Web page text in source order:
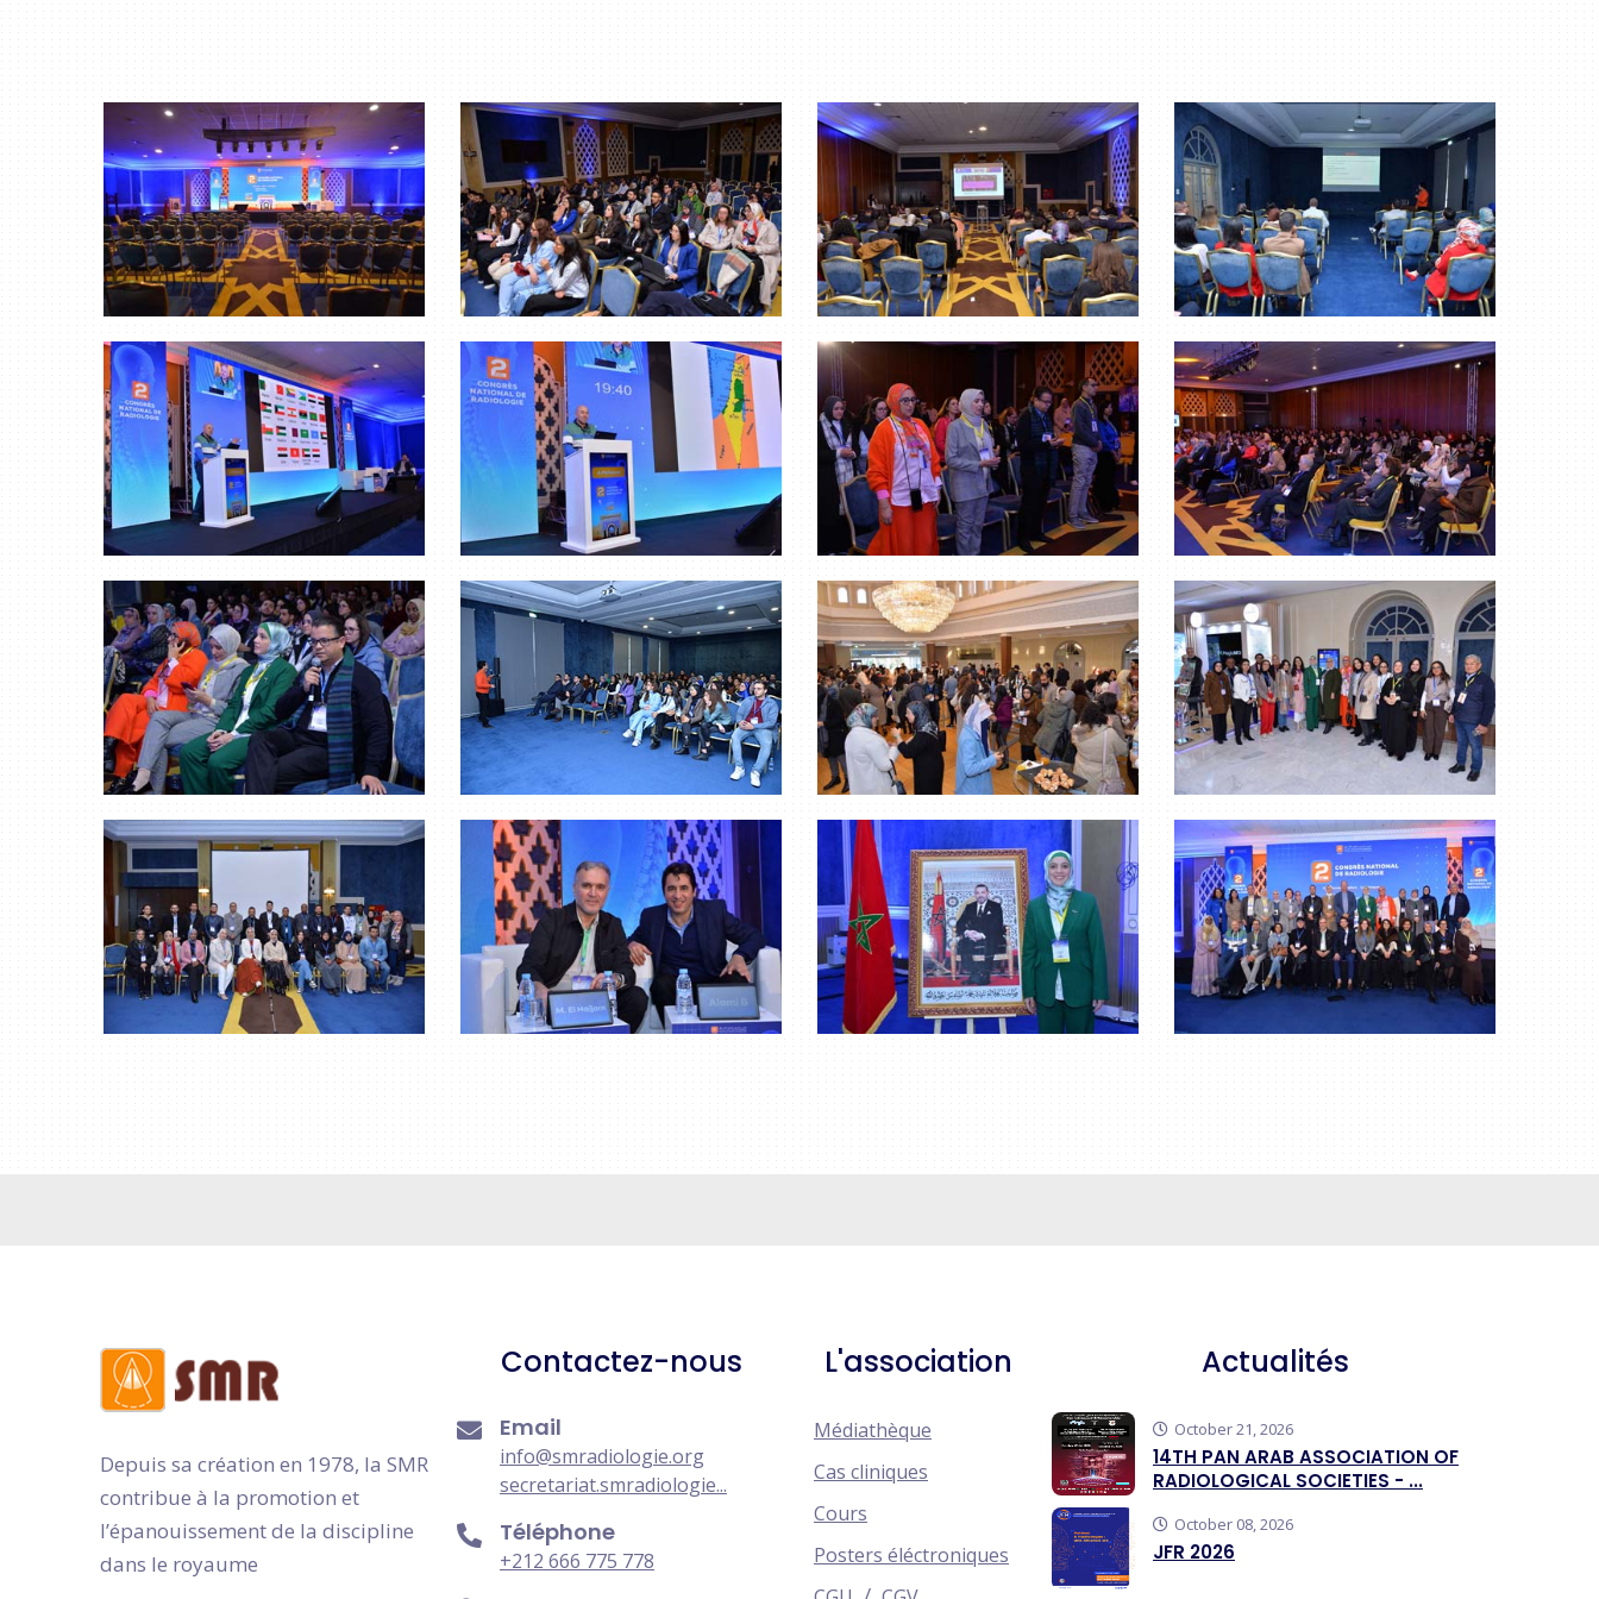
Depuis sa création en 1978, la SMR
contribue à la promotion et
l’épanouissement de la discipline
dans le royaume
Contactez-nous
Email
info@smradiologie.org
secretariat.smradiologie...
Téléphone
+212 666 775 778
L'association
Médiathèque
Cas cliniques
Cours
Posters éléctroniques
Actualités
October 21, 2026
14TH PAN ARAB ASSOCIATION OF
RADIOLOGICAL SOCIETIES - ...
October 08, 2026
JFR 2026